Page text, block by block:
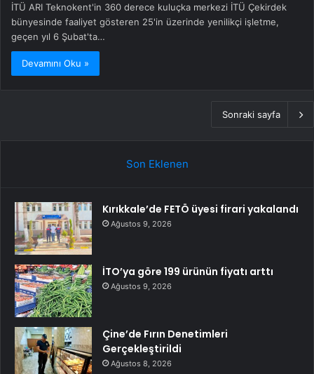
İTÜ ARI Teknokent'in 360 derece kuluçka merkezi İTÜ Çekirdek
bünyesinde faaliyet gösteren 25'in üzerinde yenilikçi işletme,
geçen yıl 6 Şubat'ta…
Devamını Oku »
Sonraki sayfa
Son Eklenen
Kırıkkale’de FETÖ üyesi firari yakalandı
Ağustos 9, 2026
İTO’ya göre 199 ürünün fiyatı arttı
Ağustos 9, 2026
Çine’de Fırın Denetimleri
Gerçekleştirildi
Ağustos 8, 2026